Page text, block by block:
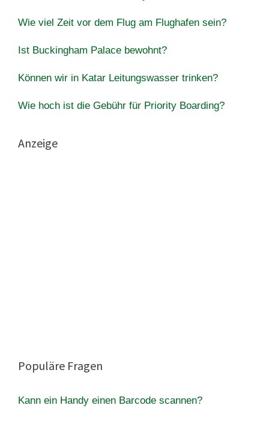
Wie viel Zeit vor dem Flug am Flughafen sein?
Ist Buckingham Palace bewohnt?
Können wir in Katar Leitungswasser trinken?
Wie hoch ist die Gebühr für Priority Boarding?
Anzeige
Populäre Fragen
Kann ein Handy einen Barcode scannen?